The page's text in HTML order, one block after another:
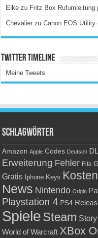
Elke zu Fritz Box Rufumleitung
Chevalier zuCanon EOS Utility
Twitter Timeline
Meine Tweets
Schlagwörter
Amazon Apple Codes Deutsch
Erweiterung Fehler Fifa
Gratis Iphone Keys
News Nintendo Origin
Playstation 4 PS4
Spiele Steam Story
World of Warcraft XBox